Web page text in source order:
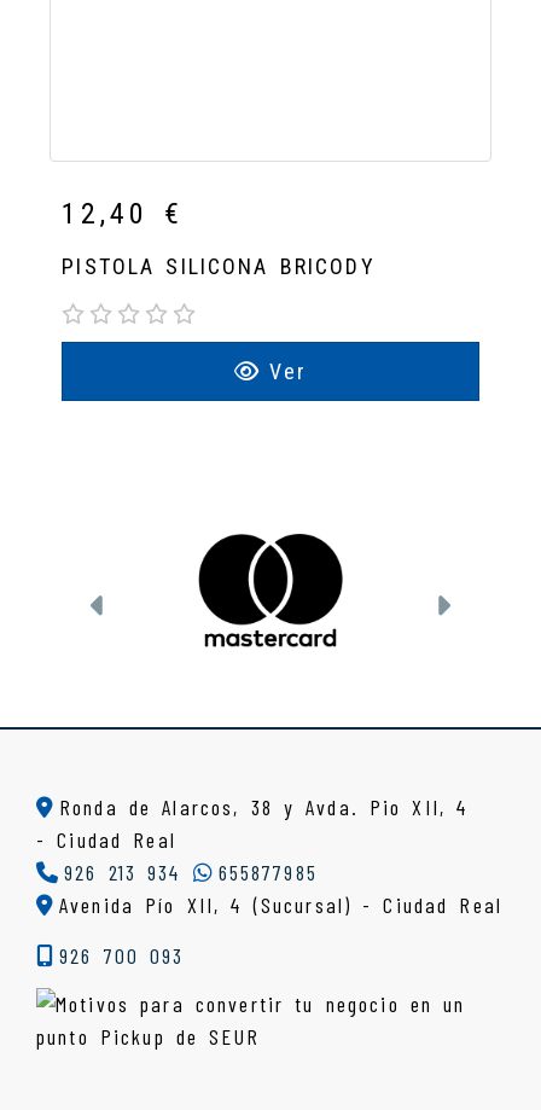
12,40 €
PISTOLA SILICONA BRICODY
Ver
Anterior
Ronda de Alarcos, 38 y Avda. Pio XII, 4
-Ciudad Real
926 213 934
655877985
Avenida Pío XII, 4 (Sucursal) - Ciudad Real
926 700 093